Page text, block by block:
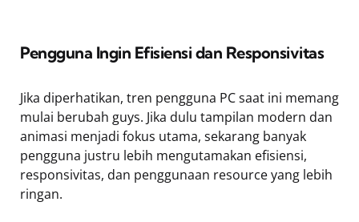
Pengguna Ingin Efisiensi dan Responsivitas
Jika diperhatikan, tren pengguna PC saat ini memang
mulai berubah guys. Jika dulu tampilan modern dan
animasi menjadi fokus utama, sekarang banyak
pengguna justru lebih mengutamakan efisiensi,
responsivitas, dan penggunaan resource yang lebih
ringan.